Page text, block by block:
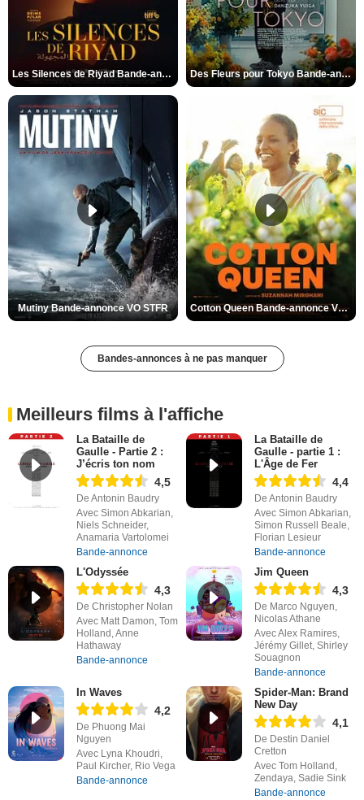
Les Silences de Riyad Bande-annonce VO STFR Des Fleurs pour Tokyo Bande-annonce VO STFR
Mutiny Bande-annonce VO STFR Cotton Queen Bande-annonce VO STFR
Bandes-annonces à ne pas manquer
Meilleurs films à l'affiche
La Bataille de
Gaulle - Partie 2 :
J’écris ton nom
4,5
De Antonin Baudry
Avec Simon Abkarian,
Niels Schneider,
Anamaria Vartolomei
Bande-annonce
La Bataille de
Gaulle - partie 1 :
L'Âge de Fer
4,4
De Antonin Baudry
Avec Simon Abkarian,
Simon Russell Beale,
Florian Lesieur
Bande-annonce
L'Odyssée
4,3
De Christopher Nolan
Avec Matt Damon, Tom
Holland, Anne
Hathaway
Bande-annonce
Jim Queen
4,3
De Marco Nguyen,
Nicolas Athane
Avec Alex Ramires,
Jérémy Gillet, Shirley
Souagnon
Bande-annonce
In Waves
4,2
De Phuong Mai
Nguyen
Avec Lyna Khoudri,
Paul Kircher, Rio Vega
Bande-annonce
Spider-Man: Brand
New Day
4,1
De Destin Daniel
Cretton
Avec Tom Holland,
Zendaya, Sadie Sink
Bande-annonce